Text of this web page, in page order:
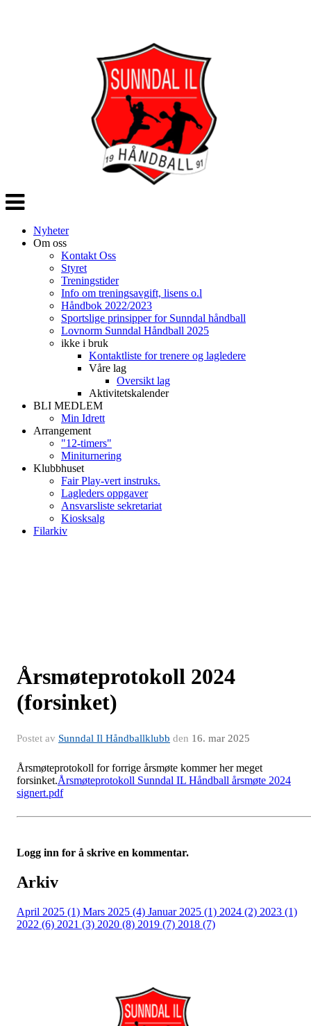
Veksle
navigasjon
Nyheter
Om oss
Kontakt Oss
Styret
Treningstider
Info om treningsavgift, lisens o.l
Håndbok 2022/2023
Sportslige prinsipper for Sunndal håndball
Lovnorm Sunndal Håndball 2025
ikke i bruk
Kontaktliste for trenere og lagledere
Våre lag
Oversikt lag
Aktivitetskalender
BLI MEDLEM
Min Idrett
Arrangement
"12-timers"
Miniturnering
Klubbhuset
Fair Play-vert instruks.
Lagleders oppgaver
Ansvarsliste sekretariat
Kiosksalg
Filarkiv
Årsmøteprotokoll 2024
(forsinket)
Postet av Sunndal Il Håndballklubb den 16. mar 2025
Årsmøteprotokoll for forrige årsmøte kommer her meget
forsinket.Årsmøteprotokoll Sunndal IL Håndball årsmøte 2024
signert.pdf
Logg inn for å skrive en kommentar.
Arkiv
April 2025 (1) Mars 2025 (4) Januar 2025 (1) 2024 (2) 2023 (1)
2022 (6) 2021 (3) 2020 (8) 2019 (7) 2018 (7)